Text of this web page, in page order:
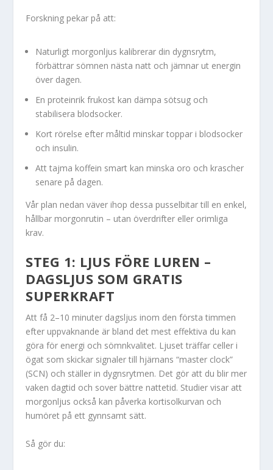
Forskning pekar på att:
Naturligt morgonljus kalibrerar din dygnsrytm,
förbättrar sömnen nästa natt och jämnar ut energin
över dagen.
En proteinrik frukost kan dämpa sötsug och
stabilisera blodsocker.
Kort rörelse efter måltid minskar toppar i blodsocker
och insulin.
Att tajma koffein smart kan minska oro och krascher
senare på dagen.
Vår plan nedan väver ihop dessa pusselbitar till en enkel,
hållbar morgonrutin – utan överdrifter eller orimliga
krav.
STEG 1: LJUS FÖRE LUREN –
DAGSLJUS SOM GRATIS
SUPERKRAFT
Att få 2–10 minuter dagsljus inom den första timmen
efter uppvaknande är bland det mest effektiva du kan
göra för energi och sömnkvalitet. Ljuset träffar celler i
ögat som skickar signaler till hjärnans “master clock”
(SCN) och ställer in dygnsrytmen. Det gör att du blir mer
vaken dagtid och sover bättre nattetid. Studier visar att
morgonljus också kan påverka kortisolkurvan och
humöret på ett gynnsamt sätt.
Så gör du: